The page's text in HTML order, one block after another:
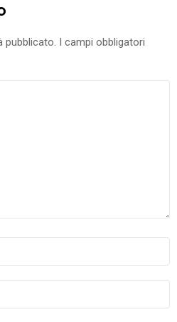
pubblicato. I campi obbligatori